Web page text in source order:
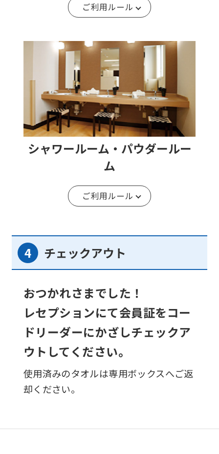
ご利用ルール
シャワールーム・パウダールー
ム
ご利用ルール
チェックアウト
おつかれさまでした！
レセプションにて会員証をコー
ドリーダーにかざしチェックア
ウトしてください。
使用済みのタオルは専用ボックスへご返
却ください。